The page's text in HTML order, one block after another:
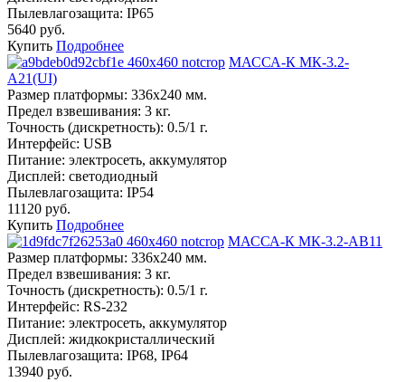
Пылевлагозащита: IP65
5640 руб.
Купить Подробнее
МАССА-К МК-3.2-
A21(UI)
Размер платформы: 336х240 мм.
Предел взвешивания: 3 кг.
Точность (дискретность): 0.5/1 г.
Интерфейс: USB
Питание: электросеть, аккумулятор
Дисплей: светодиодный
Пылевлагозащита: IP54
11120 руб.
Купить Подробнее
МАССА-К МК-3.2-AB11
Размер платформы: 336х240 мм.
Предел взвешивания: 3 кг.
Точность (дискретность): 0.5/1 г.
Интерфейс: RS-232
Питание: электросеть, аккумулятор
Дисплей: жидкокристаллический
Пылевлагозащита: IP68, IP64
13940 руб.